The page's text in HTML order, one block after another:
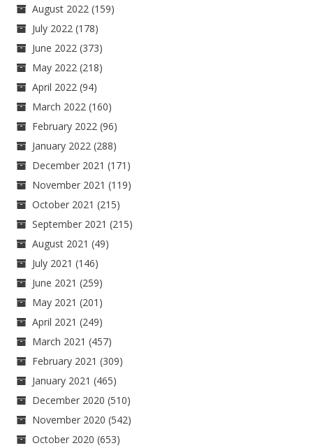
August 2022 (159)
July 2022 (178)
June 2022 (373)
May 2022 (218)
April 2022 (94)
March 2022 (160)
February 2022 (96)
January 2022 (288)
December 2021 (171)
November 2021 (119)
October 2021 (215)
September 2021 (215)
August 2021 (49)
July 2021 (146)
June 2021 (259)
May 2021 (201)
April 2021 (249)
March 2021 (457)
February 2021 (309)
January 2021 (465)
December 2020 (510)
November 2020 (542)
October 2020 (653)